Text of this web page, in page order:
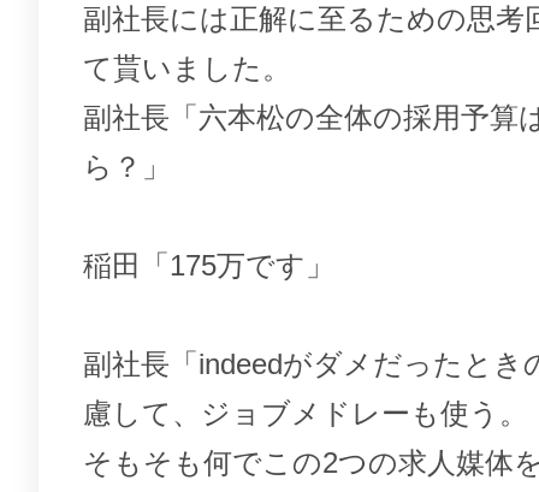
副社長には正解に至るための思考
て貰いました。
副社長「六本松の全体の採用予算
ら？」
稲田「175万です」
副社長「indeedがダメだったとき
慮して、ジョブメドレーも使う。
そもそも何でこの2つの求人媒体